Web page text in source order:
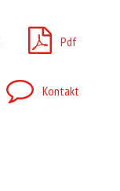
Pdf
Kontakt